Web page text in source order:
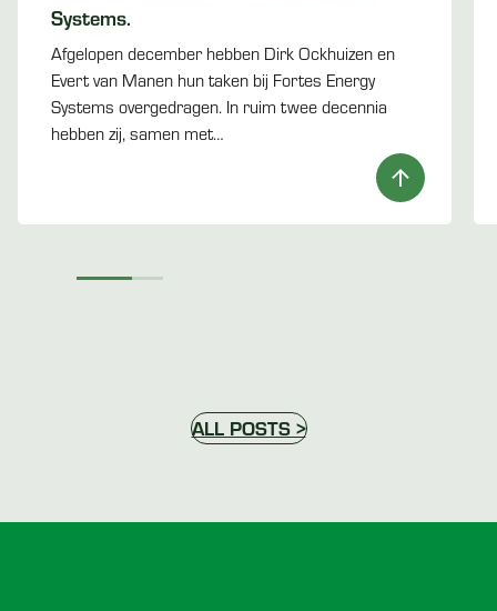
Systems.
Afgelopen december hebben Dirk Ockhuizen en
Evert van Manen hun taken bij Fortes Energy
Systems overgedragen. In ruim twee decennia
hebben zij, samen met…
ALL POSTS >